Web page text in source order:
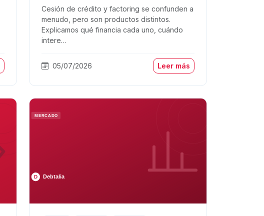
Cesión de crédito y factoring se confunden a
menudo, pero son productos distintos.
Explicamos qué financia cada uno, cuándo
intere…
05/07/2026 Leer más